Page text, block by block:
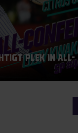
plek in All-